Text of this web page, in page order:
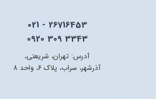
021 - 26716453
0920 309 3343
آدرس: تهران، شریعتی،
آذرشهر، سراب، پلاک 6، واحد 8